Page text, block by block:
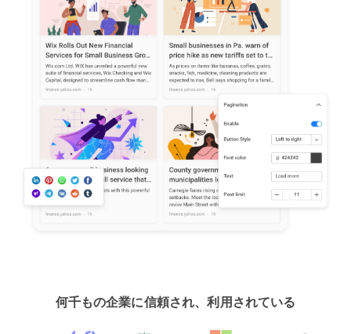
何千もの企業に信頼され、利用されている